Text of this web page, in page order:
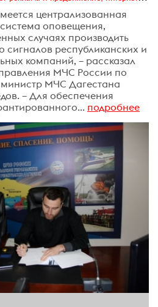
централизованная
оповещения,
случаях производить
сигналов республиканских и
компаний, – рассказал
МЧС России по
министр МЧС Дагестана
– Для обеспечения
подробнее